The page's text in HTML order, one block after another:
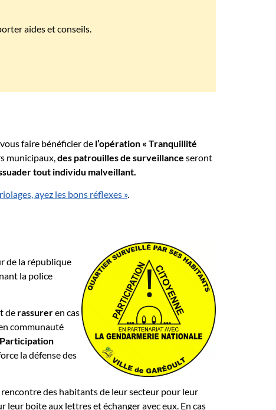
aides et conseils.
faire bénéficier de l’opération « Tranquillité
municipaux,des patrouilles de surveillance seront
tout individu malveillant.
ayez les bons réflexes ».
de la république
la police
de rassureren cas
communauté
la défense des
des habitants de leur secteur pour leur
boite aux lettres et échanger avec eux. En cas